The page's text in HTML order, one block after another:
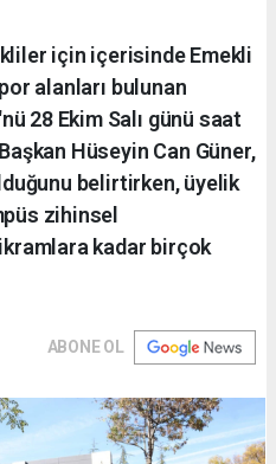
için içerisinde Emekli
alanları bulunan
28 Ekim Salı günü saat
Hüseyin Can Güner,
belirtirken, üyelik
zihinsel
kadar birçok
ABONE OL